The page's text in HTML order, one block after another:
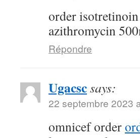
order
azithromycin
Répondre
Ugacscsays:
22 septembre 2023
omnicef order